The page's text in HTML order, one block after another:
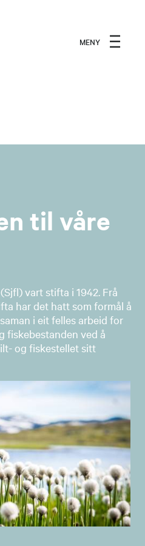
MENY
til våre
vart stifta i 1942. Frå
har det hatt som formål å
i eit felles arbeid for
fiskebestanden ved å
og fiskestellet sitt